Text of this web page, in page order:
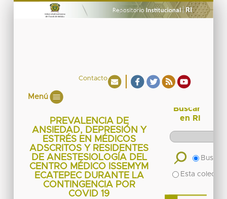
Contacto
Menú
PREVALENCIA DE
ANSIEDAD, DEPRESIÓN Y
ESTRÉS EN MÉDICOS
ADSCRITOS Y RESIDENTES
DE ANESTESIOLOGÍA DEL
CENTRO MÉDICO ISSEMYM
ECATEPEC DURANTE LA
CONTINGENCIA POR
COVID 19
Buscar
en RI
Buscar
Esta